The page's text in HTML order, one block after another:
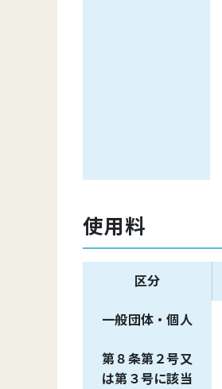
使用料
区分
一般団体・個人
第８条第２号又
は第３号に該当